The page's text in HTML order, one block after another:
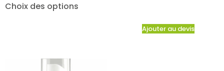
Choix des options
Ajouter au devis